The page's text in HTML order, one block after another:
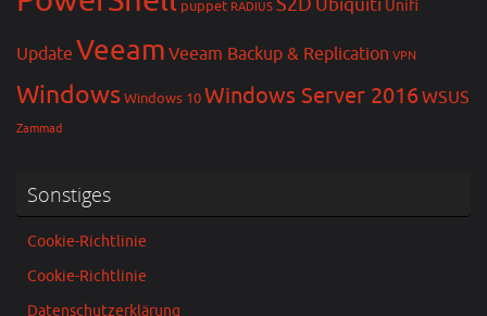
puppet RADIUS Ubiquiti Unifi
Update Veeam Veeam Backup & Replication VPN
WindowsWindows 10Windows Server 2016WSUS
Zammad
Sonstiges
Cookie-Richtlinie
Cookie-Richtlinie
Datenschutzerklärung